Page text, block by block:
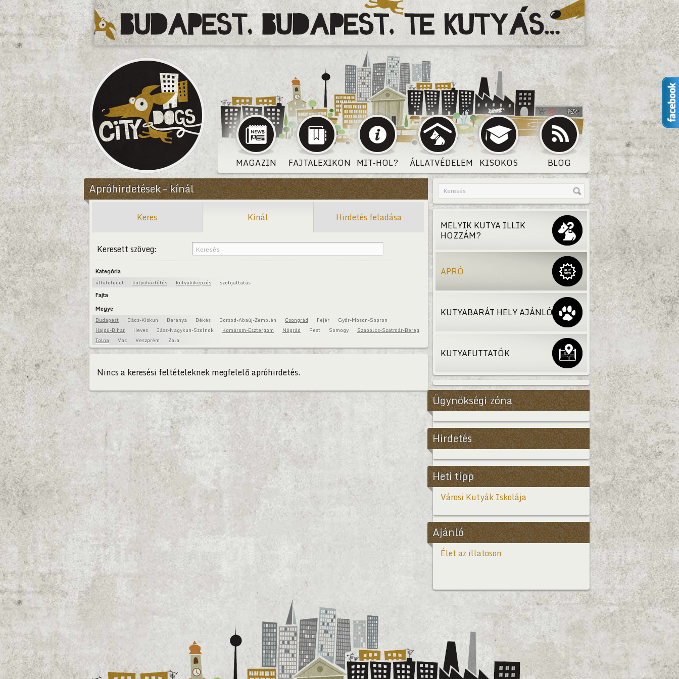
CityDogs
MAGAZIN FAJTALEXIKON MIT-HOL? ÁLLATVÉDELEM KISOKOS BLOG
Apróhirdetések – kínál
Keres Kínál Hirdetés feladása
Keresett szöveg:
Kategória
állateledel kutyaházfűtés kutyakiképzés szolgaltatás
Fajta
Megye
Budapest Bács-Kiskun Baranya Békés Borsod-Abaúj-Zemplén Csongrád Fejér
Győr-Moson-Sopron
Hajdú-Bihar
Heves Jász-Nagykun-Szolnok Komárom-Esztergom Nógrád Pest Somogy
Szabolcs-Szatmár-Bereg
Tolna
Vas Veszprém Zala
Nincs a keresési feltételeknek megfelelő apróhirdetés.
MELYIK KUTYA ILLIK
HOZZÁM?
APRÓ
KUTYABARÁT HELY AJÁNLÓ
KUTYAFUTTATÓK
Ügynökségi zóna
Hirdetés
Heti tipp
Városi Kutyák Iskolája
Ajánló
Élet az illatoson